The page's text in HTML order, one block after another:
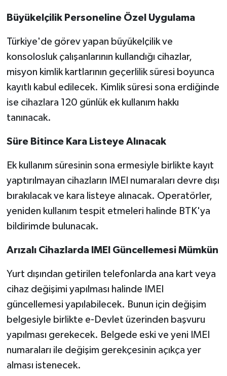
Büyükelçilik Personeline Özel Uygulama
Türkiye'de görev yapan büyükelçilik ve
konsolosluk çalışanlarının kullandığı cihazlar,
misyon kimlik kartlarının geçerlilik süresi boyunca
kayıtlı kabul edilecek. Kimlik süresi sona erdiğinde
ise cihazlara 120 günlük ek kullanım hakkı
tanınacak.
Süre Bitince Kara Listeye Alınacak
Ek kullanım süresinin sona ermesiyle birlikte kayıt
yaptırılmayan cihazların IMEI numaraları devre dışı
bırakılacak ve kara listeye alınacak. Operatörler,
yeniden kullanım tespit etmeleri halinde BTK'ya
bildirimde bulunacak.
Arızalı Cihazlarda IMEI Güncellemesi Mümkün
Yurt dışından getirilen telefonlarda ana kart veya
cihaz değişimi yapılması halinde IMEI
güncellemesi yapılabilecek. Bunun için değişim
belgesiyle birlikte e-Devlet üzerinden başvuru
yapılması gerekecek. Belgede eski ve yeni IMEI
numaraları ile değişim gerekçesinin açıkça yer
alması istenecek.